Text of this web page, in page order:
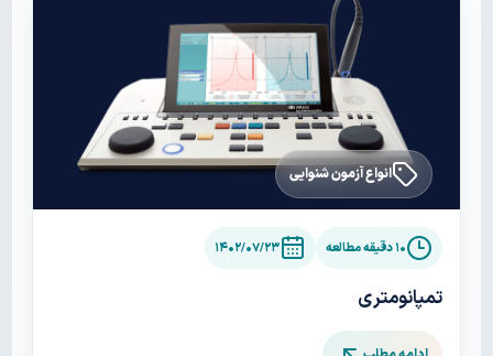
انواع آزمون شنوایی
۱۰ دقیقه مطالعه ۱۴۰۲/۰۷/۲۳
تمپانومتری